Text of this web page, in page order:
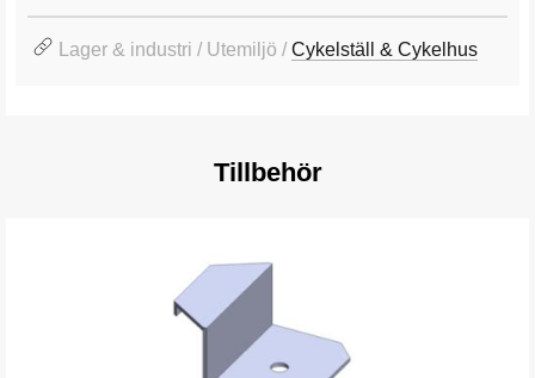
Lager & industri / Utemiljö /Cykelställ & Cykelhus
Tillbehör